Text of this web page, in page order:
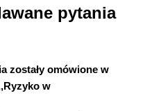
współpracują moje
do działania: jak wdrożyć
pytania
zostały omówione w
w